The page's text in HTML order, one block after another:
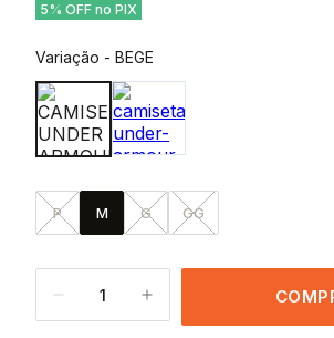
5% OFF no PIX
Variação - BEGE
P M G GG
1